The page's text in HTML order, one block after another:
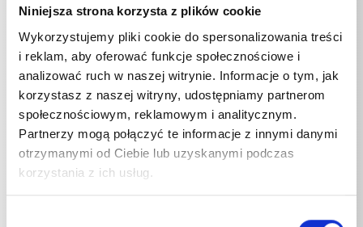
Niniejsza strona korzysta z plików cookie
Wykorzystujemy pliki cookie do spersonalizowania treści
i reklam, aby oferować funkcje społecznościowe i
analizować ruch w naszej witrynie. Informacje o tym, jak
korzystasz z naszej witryny, udostępniamy partnerom
społecznościowym, reklamowym i analitycznym.
Partnerzy mogą połączyć te informacje z innymi danymi
otrzymanymi od Ciebie lub uzyskanymi podczas
korzystania z ich usług.
WS-RP 900 TS
3~
WSC-RP 900 TS
WS-RP 1000 TS
3~
WS-RP 1200 TS
3~
WS-RP 1400 TS
WS-RP 1600 TS
3~